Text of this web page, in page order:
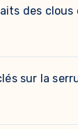
des
sur la